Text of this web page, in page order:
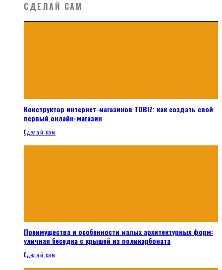
СДЕЛАЙ САМ
Конструктор интернет-магазинов TOBIZ: как создать свой
первый онлайн-магазин
Сделай сам
Преимущества и особенности малых архитектурных форм:
уличная беседка с крышей из поликарбоната
Сделай сам